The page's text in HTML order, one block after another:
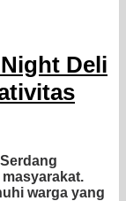
Deli
warga yang